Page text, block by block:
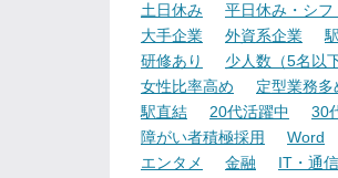
土日休み
平日休み・シフ
大手企業
外資系企業
研修あり
少人数（5名以
女性比率高め
定型業務多
駅直結
20代活躍中 30
障がい者積極採用
Word
エンタメ
金融 IT・通信